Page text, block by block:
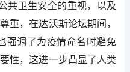
共卫生安全的重视，以及
重，在达沃斯论坛期间，
强调了为疫情命名时避免
性，这进一步凸显了人类